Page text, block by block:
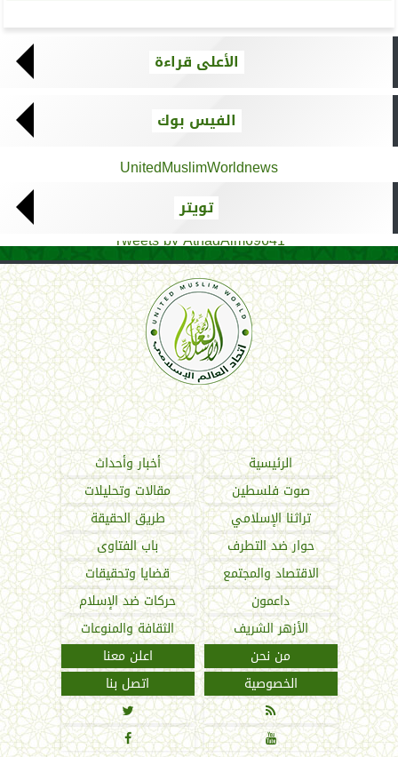
الأعلى قراءة
الفيس بوك
UnitedMuslimWorldnews
تويتر
Tweets by AthadAlm69641
اتحاد العالم الإسلامي
الرئيسية
أخبار وأحداث
صوت فلسطين
مقالات وتحليلات
تراثنا الإسلامي
طريق الحقيقة
حوار ضد التطرف
باب الفتاوى
الاقتصاد والمجتمع
قضايا وتحقيقات
داعمون
حركات ضد الإسلام
الأزهر الشريف
الثقافة والمنوعات
من نحن
اعلن معنا
الخصوصية
اتصل بنا



